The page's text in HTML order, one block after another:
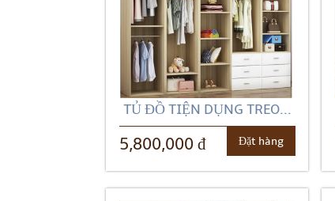
TỦ ĐỒ TIỆN DỤNG TREO...
5,800,000 đ Đặt hàng